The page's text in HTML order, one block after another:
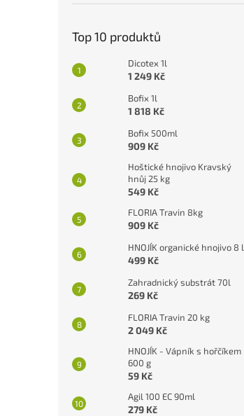
Top 10 produktů
Dicotex 1l
1 249 Kč
Bofix 1l
1 818 Kč
Bofix 500ml
909 Kč
Hoštické hnojivo Kravský
hnůj 25 kg
549 Kč
FLORIA Travin 8kg
909 Kč
HNOJÍK organické hnojivo 8 l
499 Kč
Zahradnický substrát 70l
269 Kč
FLORIA Travin 20 kg
2 049 Kč
HNOJÍK - Vápník s hořčíkem
600 g
59 Kč
Agil 100 EC 90ml
279 Kč